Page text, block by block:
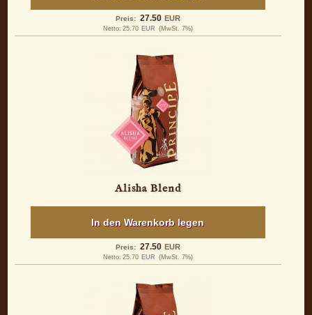
Preis: 27.50 EUR
Netto: 25.70 EUR (MwSt. 7%)
Alisha Blend
In den Warenkorb legen
Preis: 27.50 EUR
Netto: 25.70 EUR (MwSt. 7%)